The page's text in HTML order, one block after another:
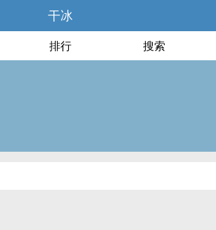
干冰
排行 搜索